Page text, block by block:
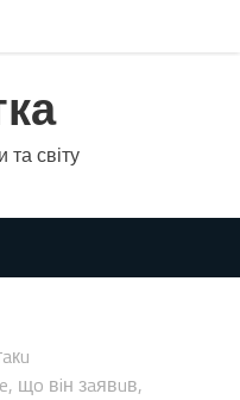
світу
щo вiн зaявuв,